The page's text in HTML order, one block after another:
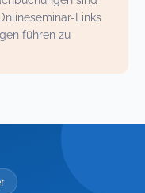
Links
führen zu